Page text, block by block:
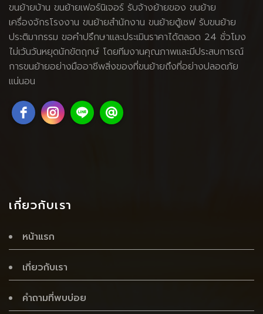
ขนย้ายบ้าน ขนย้ายเฟอร์นิเจอร์ รับจ้างย้ายของ ขนย้าย
เครื่องจักรโรงงาน ขนย้ายสำนักงาน ขนย้ายตู้เซฟ รับขนย้าย
ประติมากรรม ขอคำปรึกษาและประเมินราคาได้ตลอด 24 ชั่วโมง
ไม่เว้นวันหยุดนักขัตฤกษ์ โดยทีมงานคุณภาพและมีประสบการณ์
การขนย้ายอย่างมืออาชีพสิ่งของที่ขนย้ายถึงที่อย่างปลอดภัย
แน่นอน
เกี่ยวกับเรา
หน้าแรก
เกี่ยวกับเรา
คำถามที่พบบ่อย